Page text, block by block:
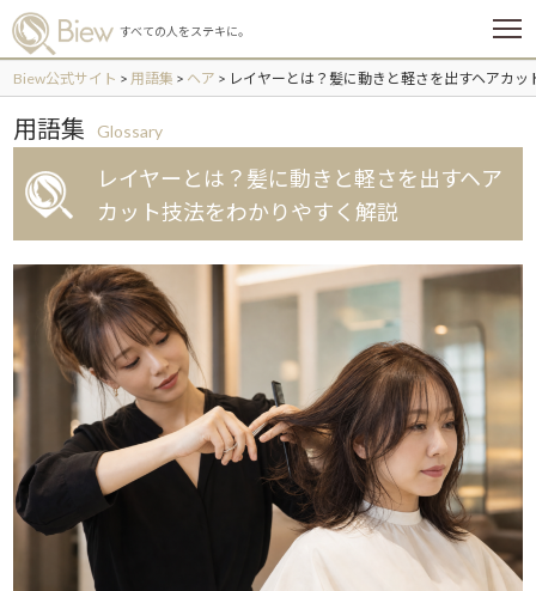
すべての人をステキに。
メ
ュ
ー
Biew公式サイト > 用語集 > ヘア > レイヤーとは？髪に動きと軽さを出すヘアカ
用語集 Glossary
レイヤーとは？髪に動きと軽さを出すヘア
カット技法をわかりやすく解説